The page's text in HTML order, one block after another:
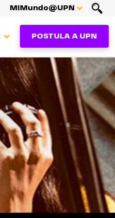
MiMundo@UPN
POSTULA A UPN